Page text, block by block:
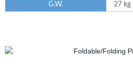
G.W. 27 kg